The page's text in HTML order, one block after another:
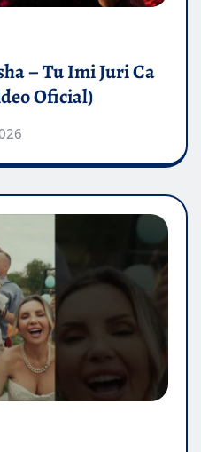
– Tu Imi Juri Ca
Oficial)